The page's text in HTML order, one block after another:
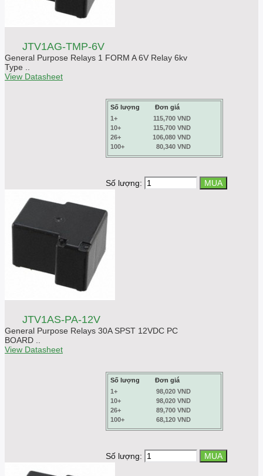
JTV1AG-TMP-6V
General Purpose Relays 1 FORM A 6V Relay 6kv
Type ..
View Datasheet
Số lượng
Đơn giá
1+
115,700 VND
10+
115,700 VND
26+
106,080 VND
100+
80,340 VND
Số lượng:
JTV1AS-PA-12V
General Purpose Relays 30A SPST 12VDC PC
BOARD ..
View Datasheet
Số lượng
Đơn giá
1+
98,020 VND
10+
98,020 VND
26+
89,700 VND
100+
68,120 VND
Số lượng: